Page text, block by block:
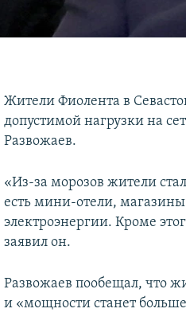
Жители Фиолента в
допустимой нагрузки на
Развожаев.
«Из-за морозов жители
есть мини-отели,
электроэнергии. Кроме
заявил он.
Развожаев пообещал, что
и «мощности станет